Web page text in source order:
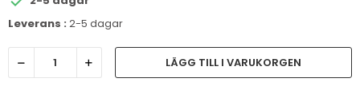
Leverans : 2-5 dagar
LÄGG TILL I VARUKORGEN